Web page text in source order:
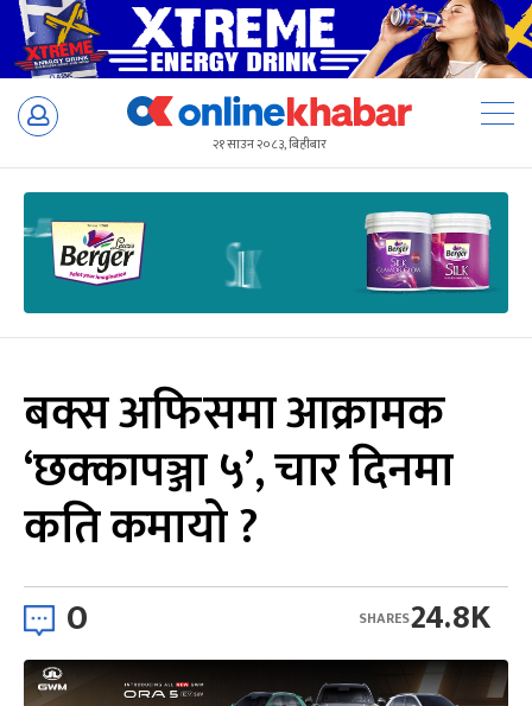
Skip
२१ साउन २०८३, बिहीबार
बक्स अफिसमा आक्रामक
‘छक्कापञ्जा ५’, चार दिनमा
कति कमायो ?
0 24.8K
SHARES